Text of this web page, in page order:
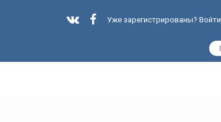
Уже зарегистрированы? Войти